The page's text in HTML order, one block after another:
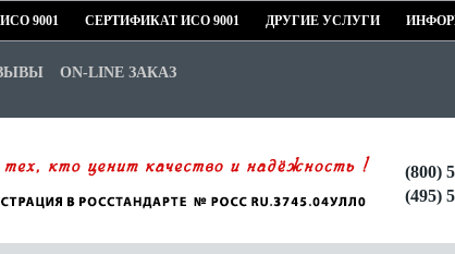
9001 СЕРТИФИКАТ ИСО 9001 ДРУГИЕ УСЛУГИ
ON-LINE ЗАКАЗ
(800)
(495)